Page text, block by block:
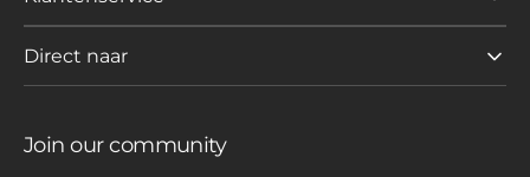
Direct naar
Join our community